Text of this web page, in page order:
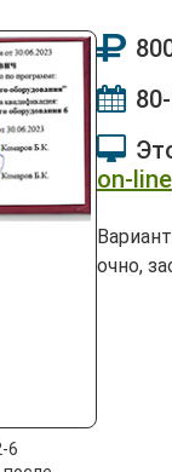
6
on-line
очно,